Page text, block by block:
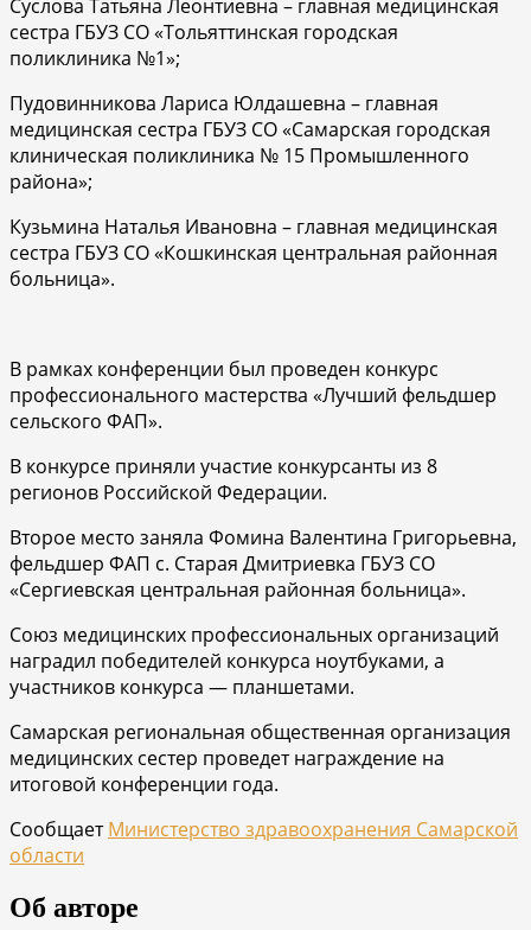
Суслова Татьяна Леонтиевна – главная медицинская
сестра ГБУЗ СО «Тольяттинская городская
поликлиника №1»;
Пудовинникова Лариса Юлдашевна – главная
медицинская сестра ГБУЗ СО «Самарская городская
клиническая поликлиника № 15 Промышленного
района»;
Кузьмина Наталья Ивановна – главная медицинская
сестра ГБУЗ СО «Кошкинская центральная районная
больница».
В рамках конференции был проведен конкурс
профессионального мастерства «Лучший фельдшер
сельского ФАП».
В конкурсе приняли участие конкурсанты из 8
регионов Российской Федерации.
Второе место заняла Фомина Валентина Григорьевна,
фельдшер ФАП с. Старая Дмитриевка ГБУЗ СО
«Сергиевская центральная районная больница».
Союз медицинских профессиональных организаций
наградил победителей конкурса ноутбуками, а
участников конкурса — планшетами.
Самарская региональная общественная организация
медицинских сестер проведет награждение на
итоговой конференции года.
СообщаетМинистерство здравоохранения Самарской
области
Об авторе